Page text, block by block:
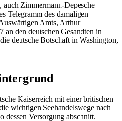
auch Zimmermann-Depesche
Telegramm des damaligen
Amts, Arthur
an den deutschen Gesandten in
deutsche Botschaft in Washington,
Kaiserreich mit einer britischen
wichtigen Seehandelswege nach
dessen Versorgung abschnitt.